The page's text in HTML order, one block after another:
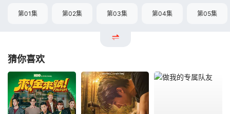
第01集 第02集 第03集 第04集 第05集
猜你喜欢